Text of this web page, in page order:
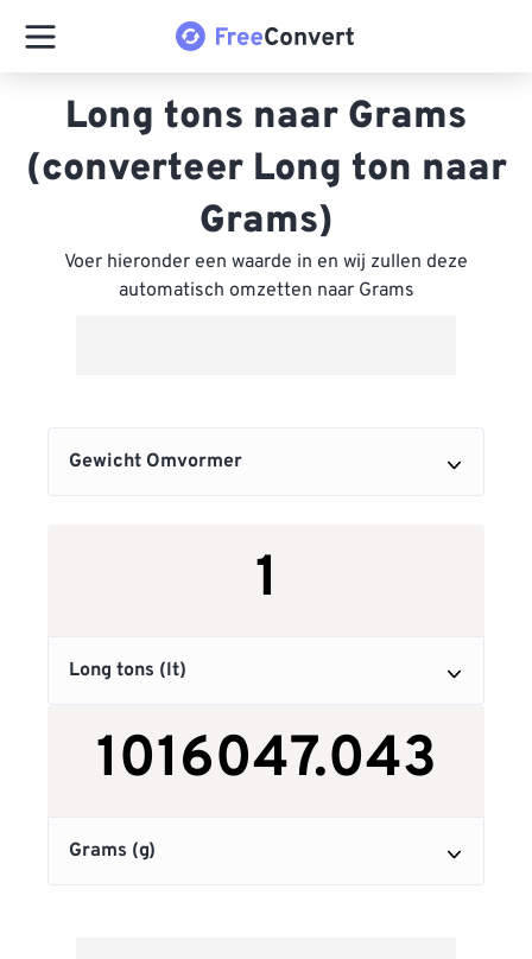
Long tons naar Grams
(converteer Long ton naar
Grams)
Voer hieronder een waarde in en wij zullen deze
automatisch omzetten naar Grams